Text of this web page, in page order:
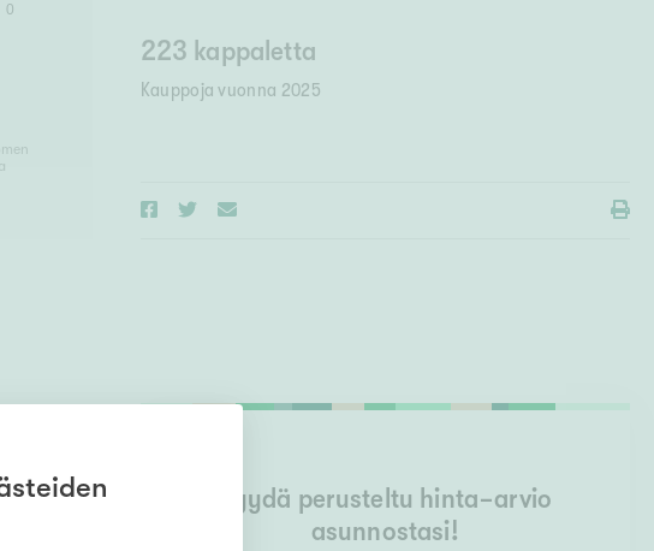
0
223 kappaletta
Kauppoja vuonna 2025
olisi
Pyydä perusteltu hinta-arvio
asunnostasi!